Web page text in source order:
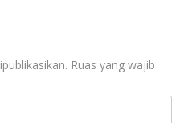
Ruas yang wajib